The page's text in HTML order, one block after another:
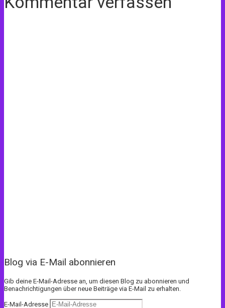
Blog via E-Mail abonnieren
Gib deine E-Mail-Adresse an, um diesen Blog zu abonnieren und
Benachrichtigungen über neue Beiträge via E-Mail zu erhalten.
E-Mail-Adresse